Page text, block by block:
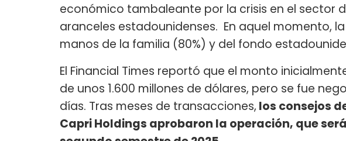
económico tambaleante por la crisis en el sector
aranceles estadounidenses. En aquel momento,
manos de la familia (80%) y del fondo
El Financial Times reportó que el monto
de unos 1.600 millones de dólares, pero se fue
días. Tras meses de transacciones, los consejos
Capri Holdings aprobaron la operación, que